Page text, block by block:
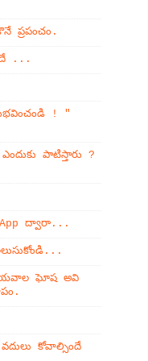
ప్రపంచం.
...
! "
పాటిస్తారు ?
ద్వారా...
ఘోష అవి
కోవాల్సిందే